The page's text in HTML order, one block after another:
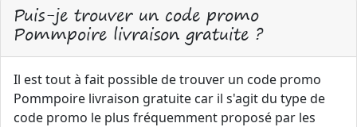
Puis-je trouver un code promo
Pommpoire livraison gratuite ?
Il est tout à fait possible de trouver un code promo
Pommpoire livraison gratuite car il s'agit du type de
code promo le plus fréquemment proposé par les